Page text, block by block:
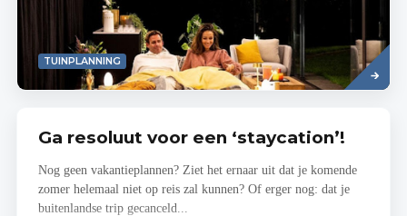
TUINPLANNING
Read
more
Ga resoluut voor een ‘staycation’!
Nog geen vakantieplannen? Ziet het ernaar uit dat je komende
zomer helemaal niet op reis zal kunnen? Of erger nog: dat je
buitenlandse trip gecanceld...